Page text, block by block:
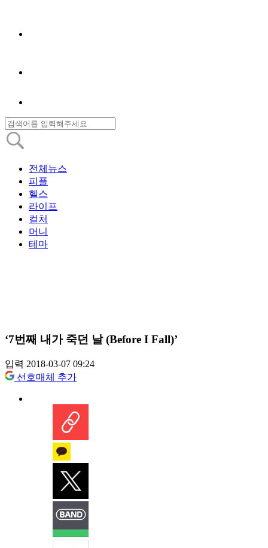
전체뉴스
피플
헬스
라이프
컬처
머니
테마
‘7번째 내가 죽던 날 (Before I Fall)’
입력 2018-03-07 09:24
선호매체 추가